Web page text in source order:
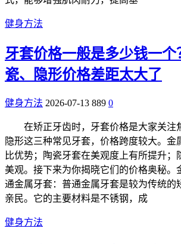
健身方法
牙套价格一般是多少钱一个
瓷、隐形价格差距太大了
健身方法 2026-07-13 889 0
在矫正牙齿时，牙套价格是大家关注
隐形这三种常见牙套，价格跨度较大。金
比优势；陶瓷牙套在美观度上有所提升；
美观。接下来为你揭晓它们的价格奥
通金属牙套：普通金属牙套是较为传统的
亲民。它的主要材料是不锈钢，成
健身方法